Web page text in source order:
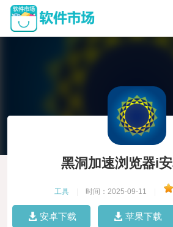
黑洞加速浏览器i
工具 时间：2025-09-11
安卓下载 苹果下载